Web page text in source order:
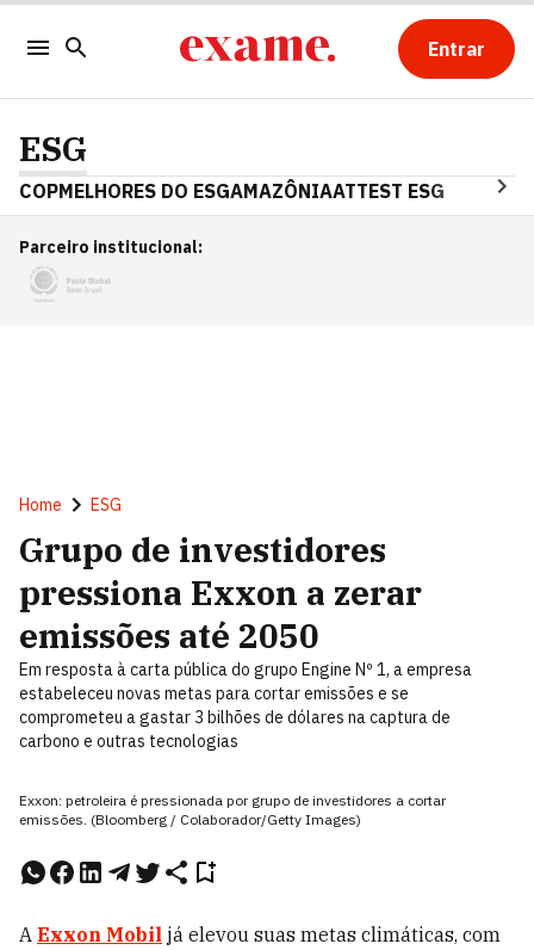
Entrar
ESG
COPMELHORES DO ESGAMAZÔNIAATTEST ESG
Parceiro institucional:
Home ESG
Grupo de investidores
pressiona Exxon a zerar
emissões até 2050
Em resposta à carta pública do grupo Engine Nº 1, a empresa
estabeleceu novas metas para cortar emissões e se
comprometeu a gastar 3 bilhões de dólares na captura de
carbono e outras tecnologias
Exxon: petroleira é pressionada por grupo de investidores a cortar
emissões. (Bloomberg / Colaborador/Getty Images)
A Exxon Mobil já elevou suas metas climáticas, com